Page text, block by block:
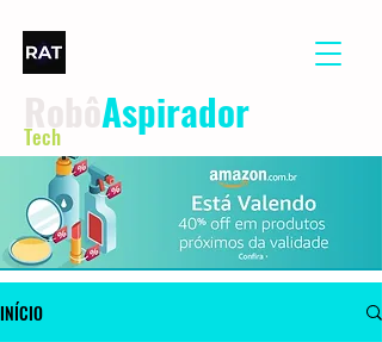
Aspirador
Tech
INÍCIO